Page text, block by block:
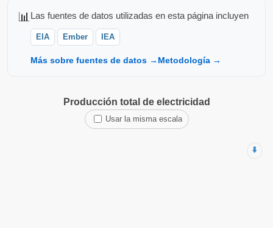
📊 Las fuentes de datos utilizadas en esta página incluyen
EIA Ember IEA
Más sobre fuentes de datos → Metodología →
Producción total de electricidad
Usar la misma escala
⬇️